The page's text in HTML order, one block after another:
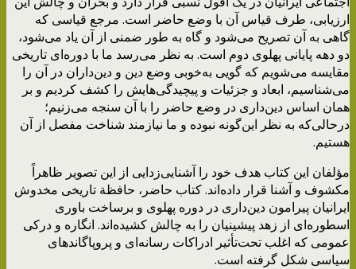
ارزیابی، طرف قیاس آن با وضع حاضر است. مرجع قیاسی که
گاهی به آن تصریح می‌شود و گاه به طور ضمنی از آن یاد می‌شود،
دو دهه پایانی پهلوی دوم است. به نظر می‌رسد ما با دوره‌ای تاریخی
مقایسه می‌شویم که گویی به‌خوبی وضع دین و دین‌داران در آن را
می‌شناسیم، ابعاد و جزئیات و پیچیدگی‌هایش را کشف کردیم و بر
همان اساس دین‌داری در وضع حاضر را با آن سنجه می‌زنیم؛
درحالی‌که به نظر این‌گونه نبوده و ما نیازمند شناخت مفصل از آن
هستیم.
مؤلفان این کتاب هدف خود را آشنایی‌زدایی از این تصویر ظاهراً
مکشوف و آشنا قرار داده‌اند. کتاب حاضر، حافظة تاریخی مخدوش
ایرانیان پیرامون دین‌داری در دوره پهلوی و برساخت باوری
اسطوره‌ای از زهد پیشینیان را به چالش کشیده‌اند. انگاره و درکی
عمومی که اغلب تحت‌تأثیر ادراکات رسانه‌ای و پروپاگاندهای
سیاسی شکل گرفته است.